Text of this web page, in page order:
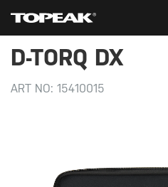
D-TORQ DX
ART NO: 15410015